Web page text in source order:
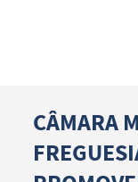
Termo de
CÂMARA